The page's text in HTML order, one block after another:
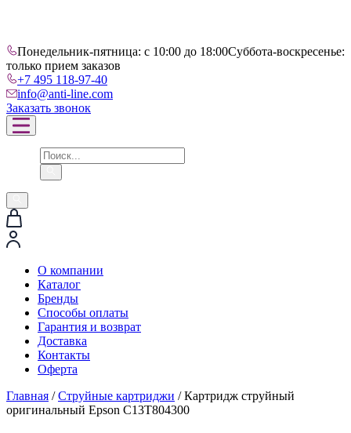
Понедельник-пятница: с 10:00 до 18:00Суббота-воскресенье:
только прием заказов
+7 495 118-97-40
info@anti-line.com
Заказать звонок
О компании
Каталог
Бренды
Способы оплаты
Гарантия и возврат
Доставка
Контакты
Оферта
Главная /Струйные картриджи / Картридж струйный
оригинальный Epson C13T804300